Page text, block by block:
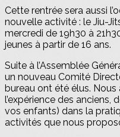
Cette rentrée sera aussi
nouvelle activité : le Jiu-
mercredi de 19h30 à
jeunes à partir de 16 ans.
Suite à l’Assemblée
un nouveau Comité
bureau ont été élus. Nous
l’expérience des
vos enfants) dans la
activités que nous